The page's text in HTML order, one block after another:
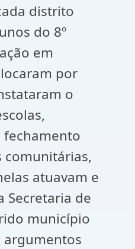
distrito
do 8º
em
por
o
comunitárias,
atuavam e
Secretaria de
município
argumentos